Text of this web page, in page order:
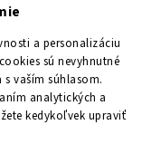
a personalizáciu
sú nevyhnutné
vaším súhlasom.
analytických a
kedykoľvek upraviť